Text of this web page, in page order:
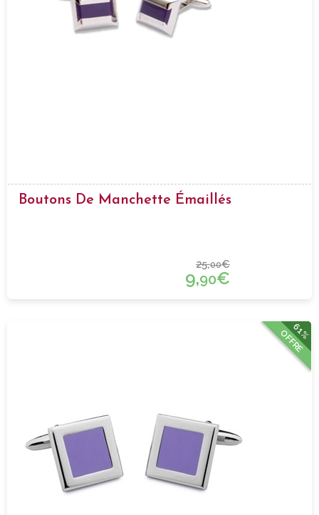
Boutons De Manchette Émaillés
25,00€
9,90€
61%
OFFRE